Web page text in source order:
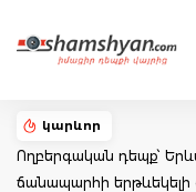
կարևոր
Ողբերգական դեպք՝
ճանապարհի երթևեկելի